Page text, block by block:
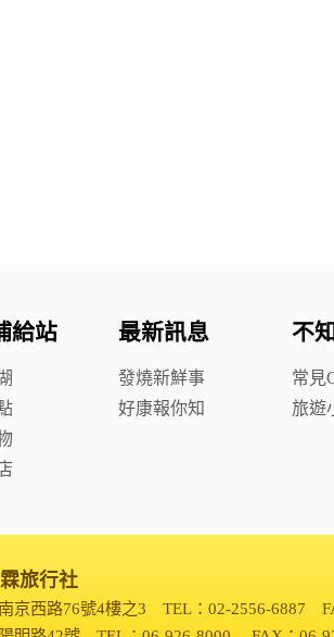
給站 最新訊息
發燒新鮮事
好康報你知
不
常見
旅遊
旅行社
京西路76號4樓之3 TEL：02-2556-6887